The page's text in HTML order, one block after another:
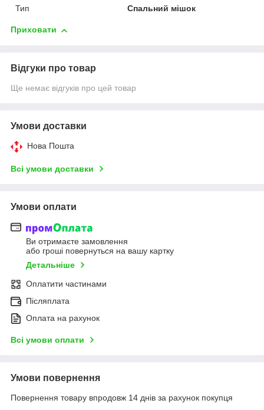
Тип
Спальний мішок
Приховати
Відгуки про товар
Ще немає відгуків про цей товар
Умови доставки
Нова Пошта
Всі умови доставки
Умови оплати
Ви отримаєте замовлення
або гроші повернуться на вашу картку
Детальніше
Оплатити частинами
Післяплата
Оплата на рахунок
Всі умови оплати
Умови повернення
Повернення товару впродовж 14 днів за рахунок покупця